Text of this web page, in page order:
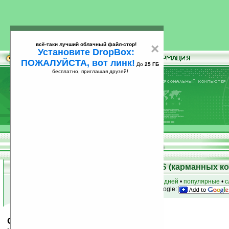
25
Скачать программы для Palm OS (карманных
за 7 дней • популярные •
на Google:
Casino4Wireless
×
всё-таки лучший облачный файл-стор!
Установите DropBox:
ПОЖАЛУЙСТА, вот линк! До 25 ГБ
бесплатно, приглашая друзей!